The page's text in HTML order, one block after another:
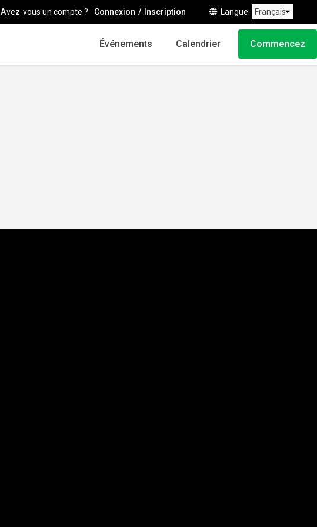
Avez-vous un compte ? Connexion Inscription Langue
Événements Calendrier Commencez